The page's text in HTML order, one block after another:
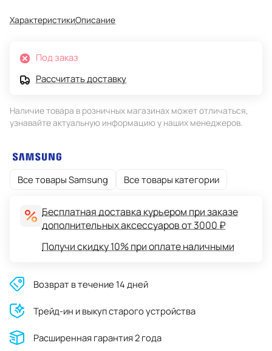
ХарактеристикиОписание
Под заказ
Рассчитать доставку
Наличие товара в розничных магазинах может отличаться,
узнавайте актуальную информацию у наших менеджеров.
Все товары Samsung Все товары категории
Бесплатная доставка курьером при заказе
дополнительных аксессуаров от 3000 ₽
Получи скидку 10% при оплате наличными
Возврат в течение 14 дней
Трейд-ин и выкуп старого устройства
Расширенная гарантия 2 года